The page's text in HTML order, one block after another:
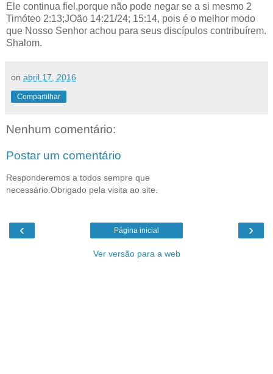
Ele continua fiel,porque não pode negar se a si mesmo 2
Timóteo 2:13;JOão 14:21/24; 15:14, pois é o melhor modo
que Nosso Senhor achou para seus discípulos contribuírem.
Shalom.
on abril 17, 2016
Compartilhar
Nenhum comentário:
Postar um comentário
Responderemos a todos sempre que
necessário.Obrigado pela visita ao site.
‹ ›
Página inicial
Ver versão para a web